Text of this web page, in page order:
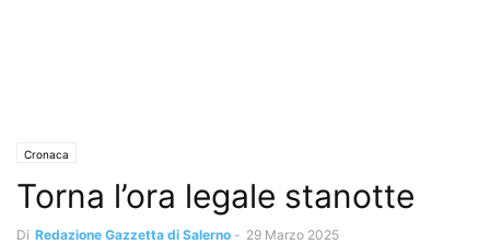
Cronaca
Torna l’ora legale stanotte
Di Redazione Gazzetta di Salerno - 29 Marzo 2025